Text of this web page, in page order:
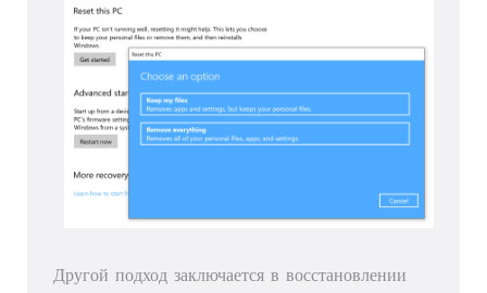
Другой подход заключается в восстановлении